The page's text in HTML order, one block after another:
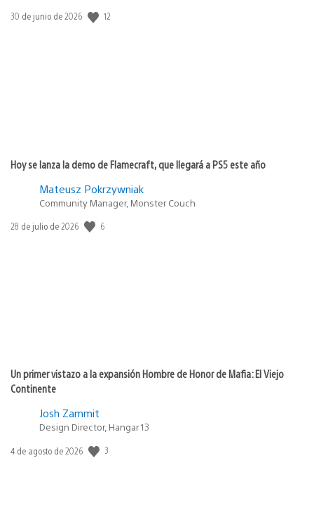
Fecha
30 de junio de 2026 12
Hoy se lanza la demo de Flamecraft, que llegará a PS5 este año
Mateusz Pokrzywniak
Community Manager, Monster Couch
Fecha
28 de julio de 2026 6
Un primer vistazo a la expansión Hombre de Honor de Mafia: El Viejo
Continente
Josh Zammit
Design Director, Hangar 13
Fecha
4 de agosto de 2026 3